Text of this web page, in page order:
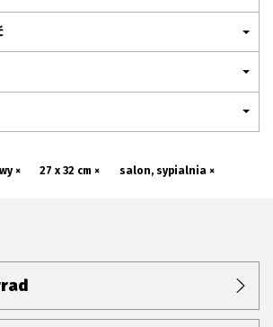
× 27 x 32 cm × salon, sypialnia ×